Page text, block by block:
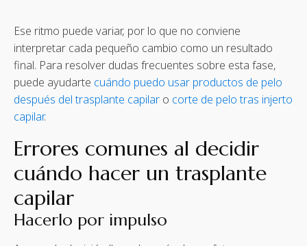
Ese ritmo puede variar, por lo que no conviene
interpretar cada pequeño cambio como un resultado
final. Para resolver dudas frecuentes sobre esta fase,
puede ayudarte cuándo puedo usar productos de pelo
después del trasplante capilar o corte de pelo tras injerto
capilar.
Errores comunes al decidir
cuándo hacer un trasplante
capilar
Hacerlo por impulso